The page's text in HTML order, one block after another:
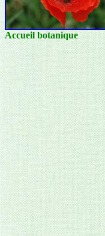
Accueil botanique